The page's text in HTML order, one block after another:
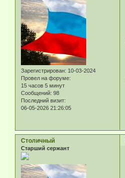
Зарегистрирован: 10-03-2024
Провел на форуме:
15 часов 5 минут
Сообщений: 98
Последний визит:
06-05-2026 21:26:05
Столичный
Старший сержант